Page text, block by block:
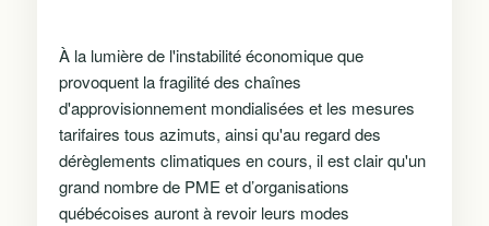
À la lumière de l'instabilité économique que
provoquent la fragilité des chaînes
d'approvisionnement mondialisées et les mesures
tarifaires tous azimuts, ainsi qu'au regard des
dérèglements climatiques en cours, il est clair qu'un
grand nombre de PME et d’organisations
québécoises auront à revoir leurs modes